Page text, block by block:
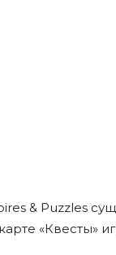
& Puzzles
«Квесты»